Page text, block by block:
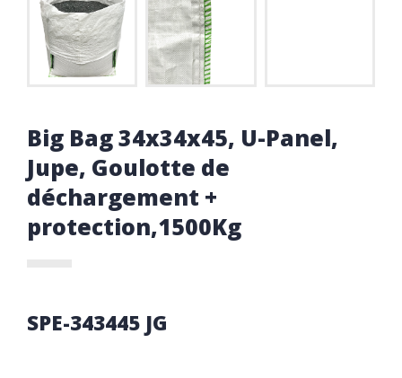
Big Bag 34x34x45, U-Panel,
Jupe, Goulotte de
déchargement +
protection,1500Kg
SPE-343445 JG